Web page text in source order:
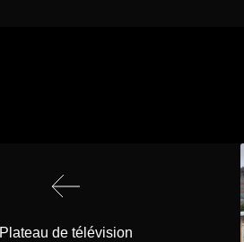
Plateau de télévision